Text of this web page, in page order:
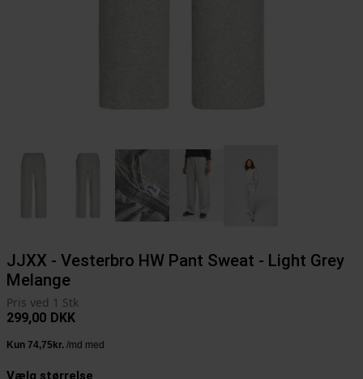
JJXX - Vesterbro HW Pant Sweat - Light Grey
Melange
Pris ved 1 Stk
299,00 DKK
Vælg størrelse